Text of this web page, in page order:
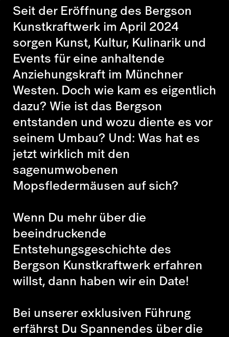
Seit der Eröffnung des Bergson
Kunstkraftwerk im April 2024
sorgen Kunst, Kultur, Kulinarik und
Events für eine anhaltende
Anziehungskraft im Münchner
Westen. Doch wie kam es eigentlich
dazu? Wie ist das Bergson
entstanden und wozu diente es vor
seinem Umbau? Und: Was hat es
jetzt wirklich mit den
sagenumwobenen
Mopsfledermäusen auf sich?
Wenn Du mehr über die
beeindruckende
Entstehungsgeschichte des
Bergson Kunstkraftwerk erfahren
willst, dann haben wir ein Date!
Bei unserer exklusiven Führung
erfährst Du Spannendes über die